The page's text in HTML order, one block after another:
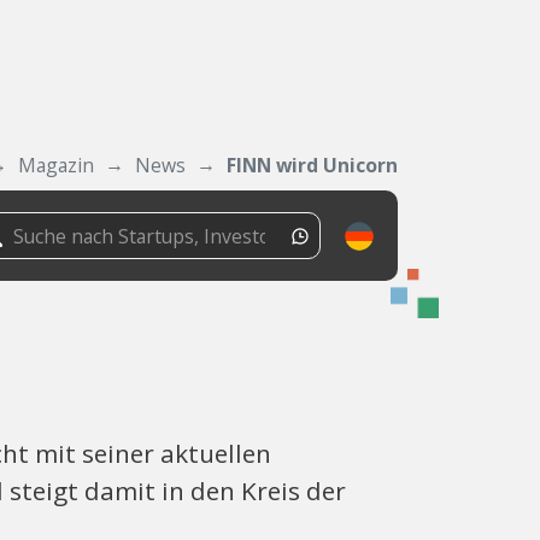
Magazin News FINN wird Unicorn
mit seiner aktuellen
damit in den Kreis der